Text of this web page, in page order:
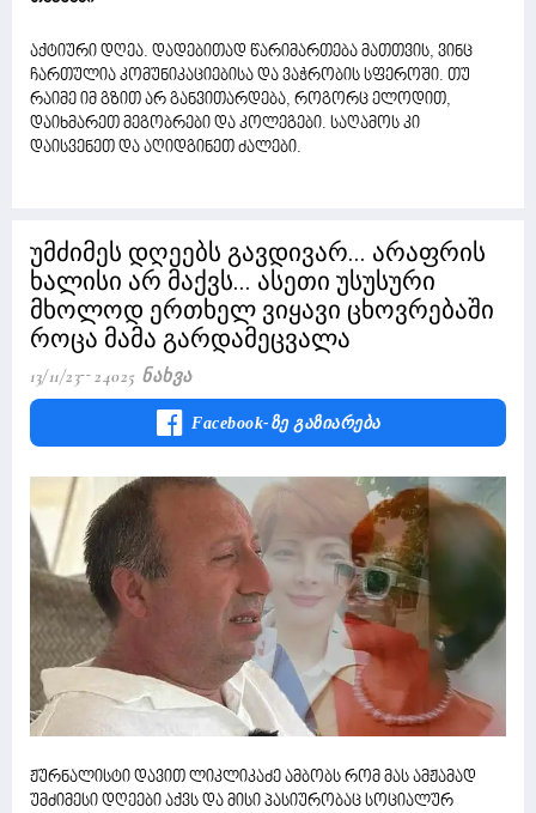
აქტიური დღეა. დადებითად წარიმართება მათთვის, ვინც
ჩართულია კომუნიკაციებისა და ვაჭრობის სფეროში. თუ
რაიმე იმ გზით არ განვითარდება, როგორც ელოდით,
დაიხმარეთ მეგობრები და კოლეგები. საღამოს კი
დაისვენეთ და აღიდგინეთ ძალები.
უმძიმეს დღეებს გავდივარ... არაფრის
ხალისი არ მაქვს... ასეთი უსუსური
მხოლოდ ერთხელ ვიყავი ცხოვრებაში
როცა მამა გარდამეცვალა
13/11/23 24025 Ნახვა
Facebook-Ზე Გაზიარება
ჟურნალისტი დავით ლიკლიკაძე ამბობს რომ მას ამჟამად
უმძიმესი დღეები აქვს და მისი პასიურობაც სოციალურ